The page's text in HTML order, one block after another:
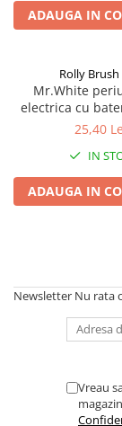
ADAUGA IN
Rolly Brush
Mr.White
electrica cu
Mickey25,40
IN
ADAUGA IN
Newsletter Nu rata
Vreau